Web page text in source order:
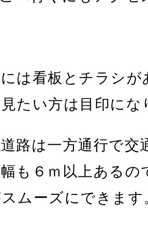
は看板とチラシ
たい方は目印にな
路は一方通行で交
も６ｍ以上あるの
ムーズにできます